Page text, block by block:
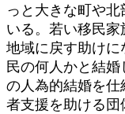
っと大きな町や
いる。若い移民
地域に戻す助け
民の何人かと結
の人為的結婚を
者支援を助ける